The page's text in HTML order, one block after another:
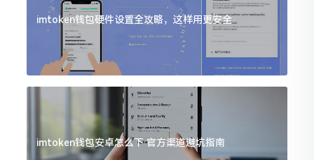
imtoken钱包硬件设置全攻略，这样用更安全
imtoken钱包安卓怎么下 官方渠道避坑指南